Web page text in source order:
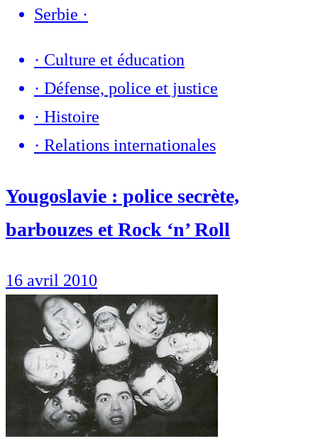
Serbie ·
· Culture et éducation
· Défense, police et justice
· Histoire
· Relations internationales
Yougoslavie : police secrète,
barbouzes et Rock ‘n’ Roll
16 avril 2010